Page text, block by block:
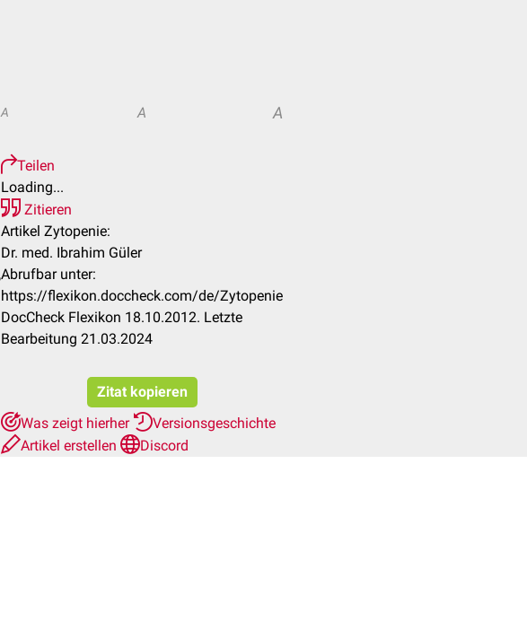
A A A
Teilen
Loading...
Zitieren
Artikel Zytopenie:
Dr. med. Ibrahim Güler
Abrufbar unter:
https://flexikon.doccheck.com/de/Zytopenie
DocCheck Flexikon 18.10.2012. Letzte
Bearbeitung 21.03.2024
Zitat kopieren
Was zeigt hierher
Versionsgeschichte
Artikel erstellen
Discord